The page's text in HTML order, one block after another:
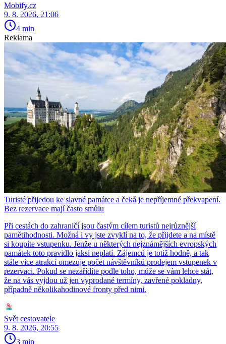
Mobify.cz
9. 8. 2026, 21:06
4 min
Reklama
Turisté přijedou ke slavné památce a čeká je nepříjemné překvapení.
Bez rezervace mají často smůlu
Při cestách do zahraničí jsou častým cílem turistů nejrůznější
pamětihodnosti. Možná i vy jste zvyklí na to, že přijdete a na místě
si koupíte vstupenku. Jenže u některých nejznámějších evropských
památek toto pravidlo jaksi neplatí. Zájemců je totiž hodně, a tak
stále více atrakcí omezuje počet návštěvníků prodejem vstupenek v
rezervaci. Pokud se nezařídíte podle toho, může se vám lehce stát,
že na vás vyjdou už jen vyprodané termíny, zavřené pokladny,
případně několikahodinové fronty před nimi.
Svět cestovatele
9. 8. 2026, 20:55
3 min